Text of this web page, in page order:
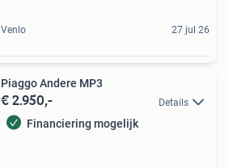
Venlo 27 jul 26
Piaggo Andere MP3
€ 2.950,- Details
Financiering mogelijk